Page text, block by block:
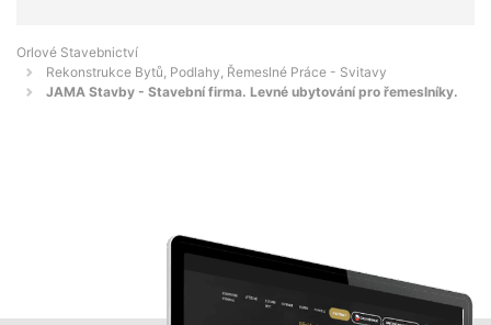
Orlové Stavebnictví
Rekonstrukce Bytů, Podlahy, Řemeslné Práce - Svitavy
JAMA Stavby - Stavební firma. Levné ubytování pro řemeslníky.